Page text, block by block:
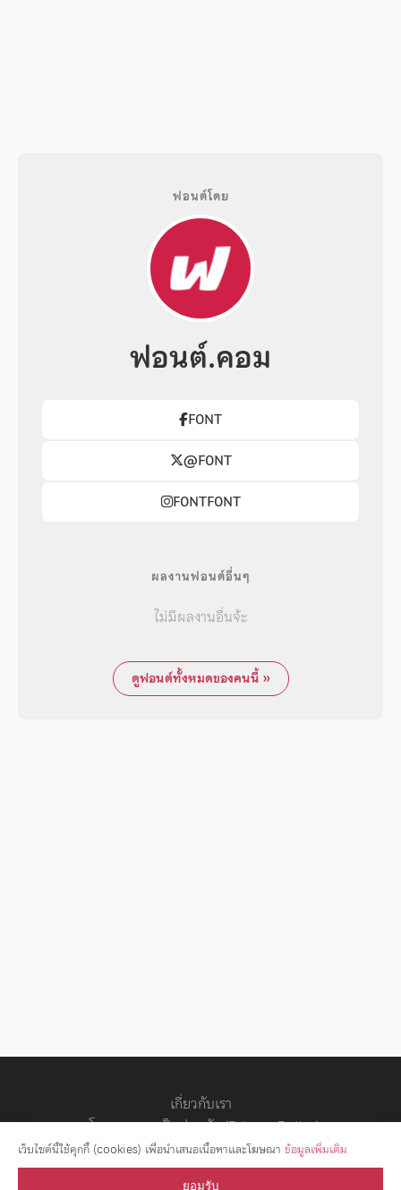
ฟอนต์โดย
ฟอนต์.คอม
F0NT
@F0NT
F0NTF0NT
ผลงานฟอนต์อื่นๆ
ไม่มีผลงานอื่นจ้ะ
ดูฟอนต์ทั้งหมดของคนนี้ »
เกี่ยวกับเรา
นโยบายความเป็นส่วนตัว (Privacy Policy)
สัญญาอนุญาต
เว็บไซต์นี้ใช้คุกกี้ (cookies) เพื่อนำเสนอเนื้อหาและโฆษณา ข้อมูลเพิ่มเติม
ยอมรับ